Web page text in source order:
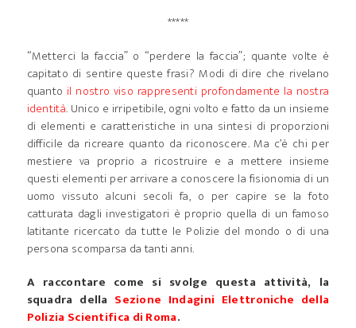
*****
“Metterci la faccia” o “perdere la faccia”; quante volte è
capitato di sentire queste frasi? Modi di dire che rivelano
quanto il nostro viso rappresenti profondamente la nostra
identità. Unico e irripetibile, ogni volto e fatto da un insieme
di elementi e caratteristiche in una sintesi di proporzioni
difficile da ricreare quanto da riconoscere. Ma c’è chi per
mestiere va proprio a ricostruire e a mettere insieme
questi elementi per arrivare a conoscere la fisionomia di un
uomo vissuto alcuni secoli fa, o per capire se la foto
catturata dagli investigatori è proprio quella di un famoso
latitante ricercato da tutte le Polizie del mondo o di una
persona scomparsa da tanti anni.
A raccontare come si svolge questa attività, la
squadra della Sezione Indagini Elettroniche della
Polizia Scientifica di Roma.